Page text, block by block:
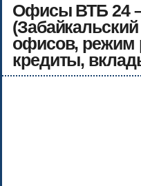
Офисы ВТБ 24
офисов, режим
кредиты,